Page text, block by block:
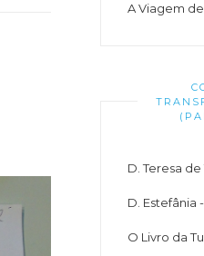
A Viagem
D. Teresa
D. Estefânia
O Livro da